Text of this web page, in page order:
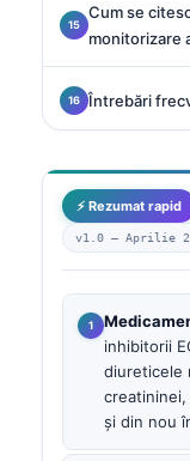
Cum se
monitorizare
Întrebări
⚡ Rezumat rapid
v1.0 — Aprilie
inhibitorii
diureticele
creatininei,
și din nou